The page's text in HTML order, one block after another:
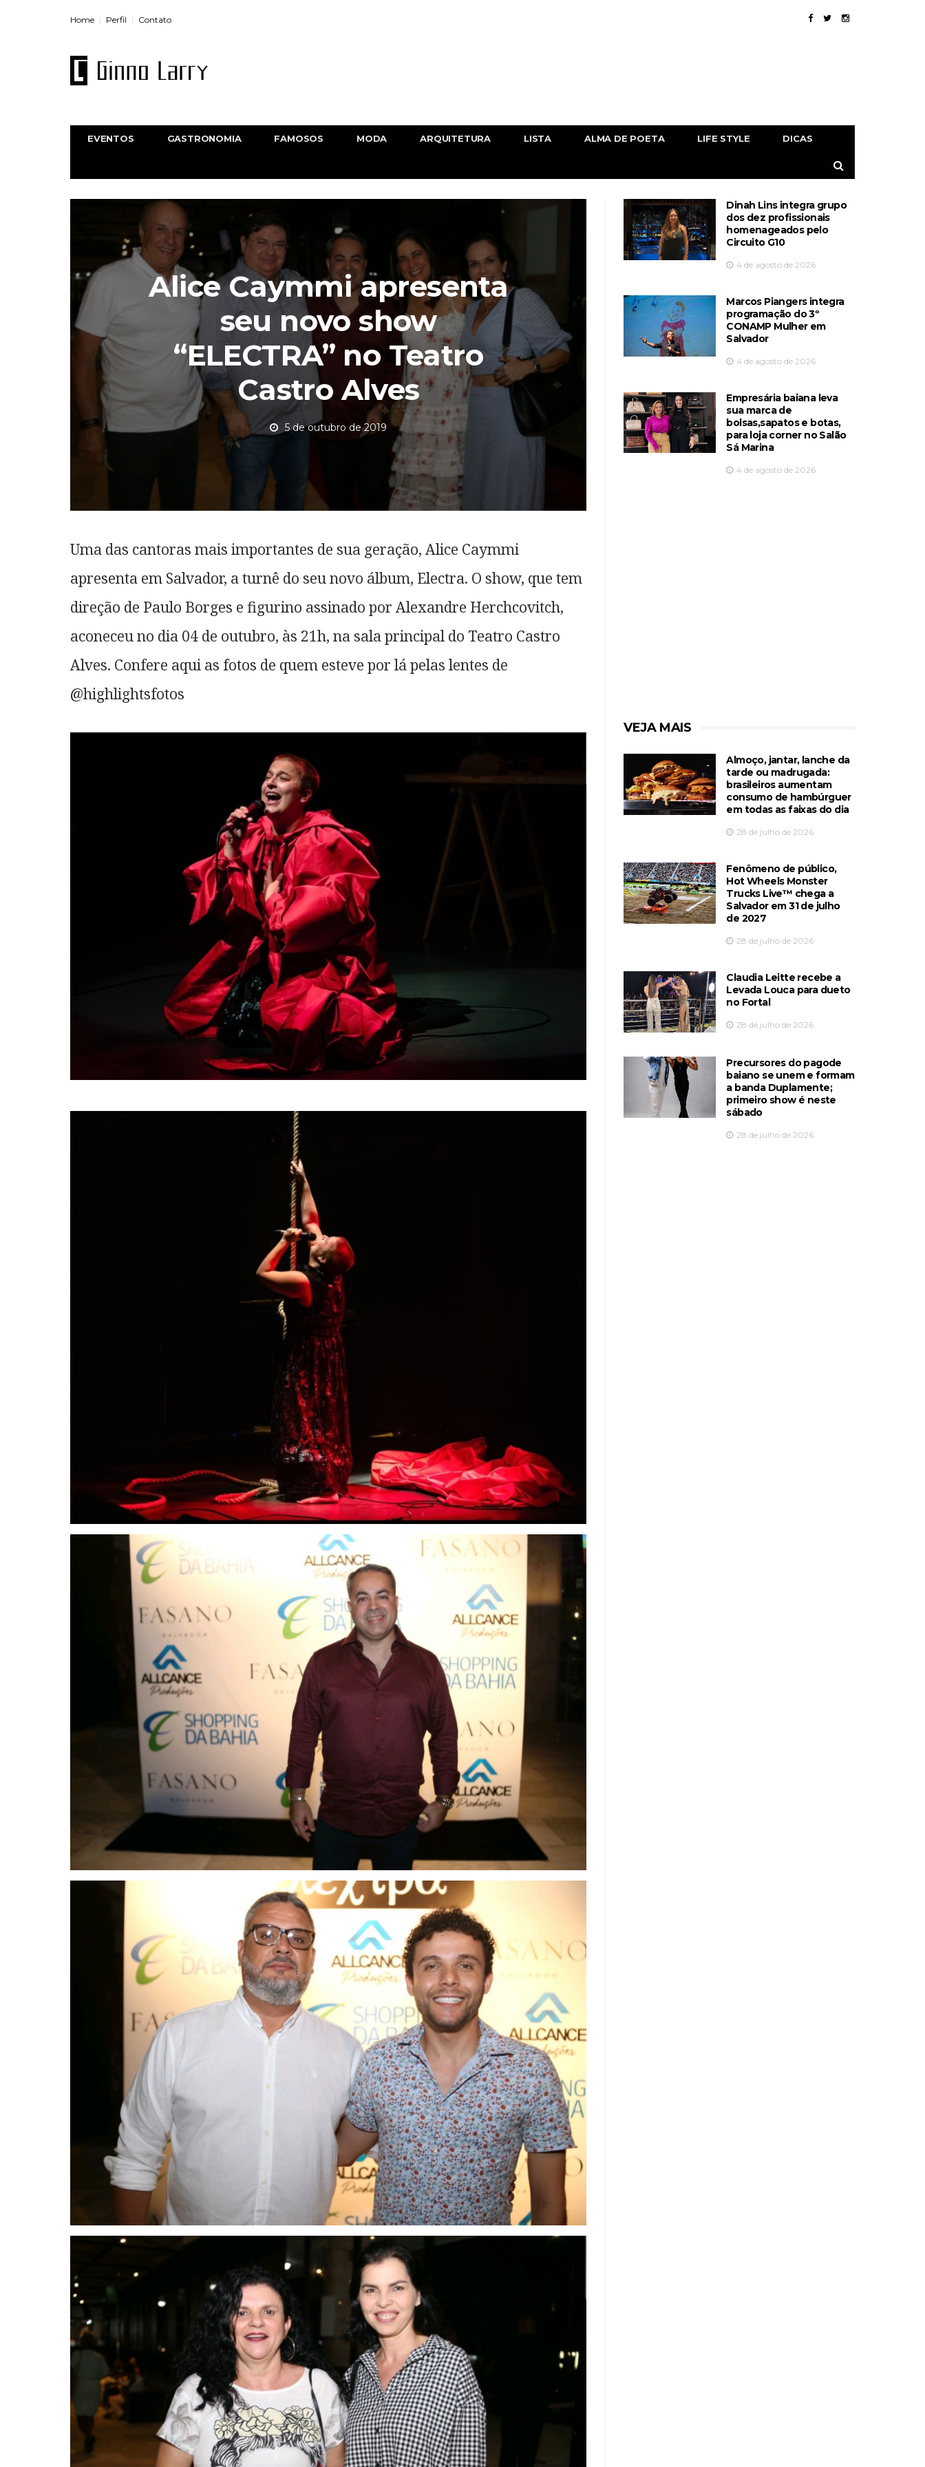
Home Perfil Contato
EVENTOS GASTRONOMIA FAMOSOS MODA ARQUITETURA LISTA ALMA DE POETA LIFE STYLE DICAS
Alice Caymmi apresenta
seu novo show
“ELECTRA” no Teatro
Castro Alves
5 de outubro de 2019
Uma das cantoras mais importantes de sua geração, Alice Caymmi
apresenta em Salvador, a turnê do seu novo álbum, Electra. O show, que tem
direção de Paulo Borges e figurino assinado por Alexandre Herchcovitch,
aconeceu no dia 04 de outubro, às 21h, na sala principal do Teatro Castro
Alves. Confere aqui as fotos de quem esteve por lá pelas lentes de
@highlightsfotos
Dinah Lins integra grupo
dos dez profissionais
homenageados pelo
Circuito G10
4 de agosto de 2026
Marcos Piangers integra
programação do 3º
CONAMP Mulher em
Salvador
4 de agosto de 2026
Empresária baiana leva
sua marca de
bolsas,sapatos e botas,
para loja corner no Salão
Sá Marina
4 de agosto de 2026
VEJA MAIS
Almoço, jantar, lanche da
tarde ou madrugada:
brasileiros aumentam
consumo de hambúrguer
em todas as faixas do dia
28 de julho de 2026
Fenômeno de público,
Hot Wheels Monster
Trucks Live™️ chega a
Salvador em 31 de julho
de 2027
28 de julho de 2026
Claudia Leitte recebe a
Levada Louca para dueto
no Fortal
28 de julho de 2026
Precursores do pagode
baiano se unem e formam
a banda Duplamente;
primeiro show é neste
sábado
28 de julho de 2026